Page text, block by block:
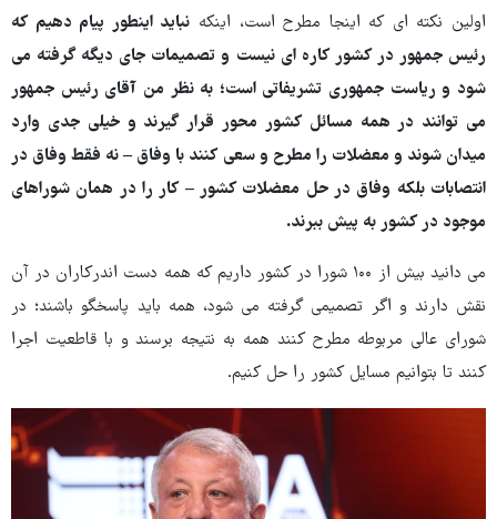
اولین نکته ای که اینجا مطرح است، اینکه نباید اینطور پیام دهیم که
رئیس جمهور در کشور کاره ای نیست و تصمیمات جای دیگه گرفته می
شود و ریاست جمهوری تشریفاتی است؛ به نظر من آقای رئیس جمهور
می توانند در همه مسائل کشور محور قرار گیرند و خیلی جدی وارد
میدان شوند و معضلات را مطرح و سعی کنند با وفاق – نه فقط وفاق در
انتصابات بلکه وفاق در حل معضلات کشور – کار را در همان شوراهای
موجود در کشور به پیش ببرند.
می دانید بیش از ۱۰۰ شورا در کشور داریم که همه دست اندرکاران در آن
نقش دارند و اگر تصمیمی گرفته می شود، همه باید پاسخگو باشند؛ در
شورای عالی مربوطه مطرح کنند همه به نتیجه برسند و با قاطعیت اجرا
کنند تا بتوانیم مسایل کشور را حل کنیم.